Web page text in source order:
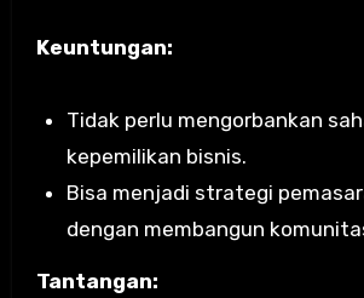
Keuntungan:
Tidak perlu mengorbankan
kepemilikan bisnis.
Bisa menjadi strategi
dengan membangun
Tantangan: